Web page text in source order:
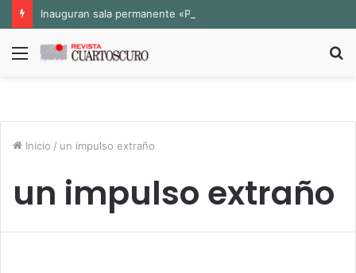
Menú
Inicio / un impulso extraño
un impulso extraño